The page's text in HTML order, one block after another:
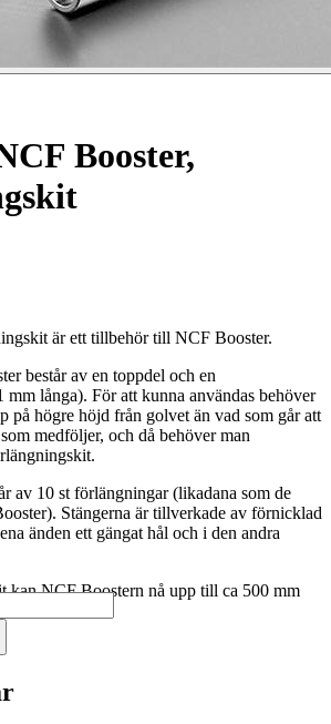
Booster,
är ett tillbehör till NCF Booster.
består av en toppdel och en
mm långa). För att kunna användas behöver
på högre höjd från golvet än vad som går att
medföljer, och då behöver man
av 10 st förlängningar (likadana som de
Stängerna är tillverkade av förnicklad
änden ett gängat hål och i den andra
kan NCF Boostern nå upp till ca 500 mm